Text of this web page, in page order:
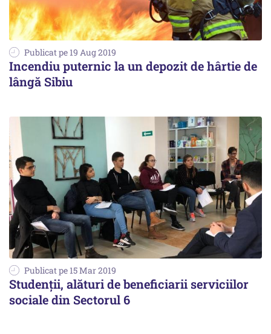
Publicat pe 19 Aug 2019
Incendiu puternic la un depozit de hârtie de
lângă Sibiu
Publicat pe 15 Mar 2019
Studenții, alături de beneficiarii serviciilor
sociale din Sectorul 6